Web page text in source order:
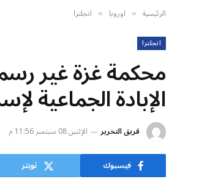
الرئيسية » اوروبا » انجلترا
انجلترا
محكمة غزة غير
الإبادة الجماعية
فريق التحرير الإثنين 08 سبتمبر 11:56 م
فيسبوك تويتر